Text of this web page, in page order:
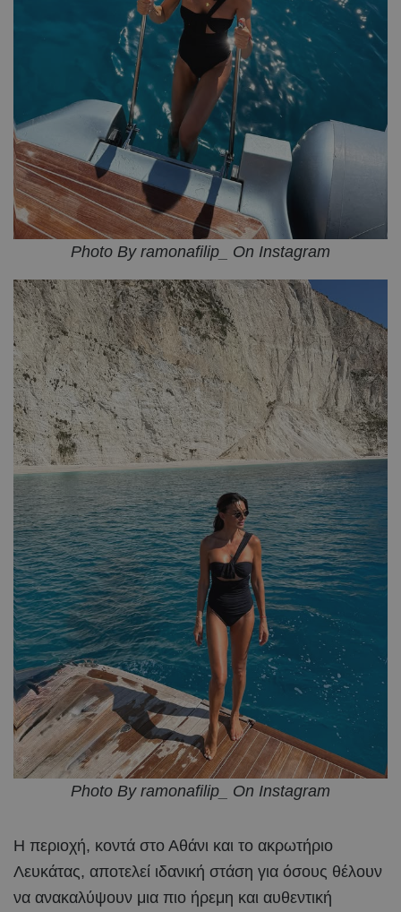
Photo By ramonafilip_ On Instagram
Photo By ramonafilip_ On Instagram
Η περιοχή, κοντά στο Αθάνι και το ακρωτήριο
Λευκάτας, αποτελεί ιδανική στάση για όσους θέλουν
να ανακαλύψουν μια πιο ήρεμη και αυθεντική